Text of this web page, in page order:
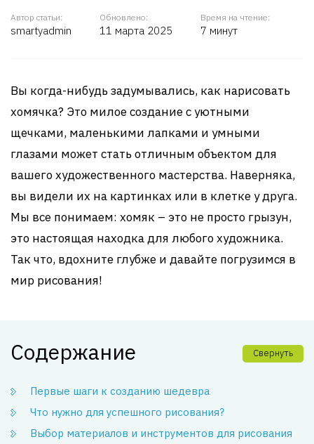
Автор статьи:
smartyadmin
Обновлено:
11 марта 2025
Время на чтение:
7 минут
Вы когда-нибудь задумывались, как нарисовать
хомячка? Это милое создание с уютными
щечками, маленькими лапками и умными
глазами может стать отличным объектом для
вашего художественного мастерства. Наверняка,
вы видели их на картинках или в клетке у друга.
Мы все понимаем: хомяк – это не просто грызун,
это настоящая находка для любого художника.
Так что, вдохните глубже и давайте погрузимся в
мир рисования!
Содержание Свернуть
Первые шаги к созданию шедевра
Что нужно для успешного рисования?
Выбор материалов и инструментов для рисования